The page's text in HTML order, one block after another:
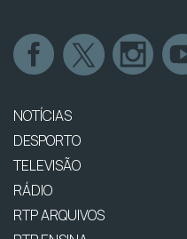
NOTÍCIAS
DESPORTO
TELEVISÃO
RÁDIO
RTP ARQUIVOS